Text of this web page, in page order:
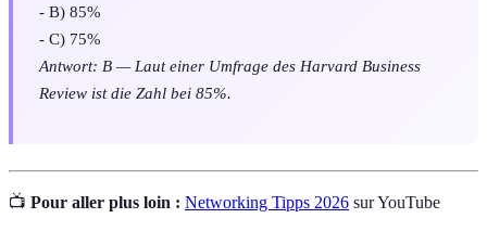
- B) 85%
- C) 75%
Antwort: B — Laut einer Umfrage des Harvard Business
Review ist die Zahl bei 85%.
📺 Pour aller plus loin : Networking Tipps 2026 sur YouTube